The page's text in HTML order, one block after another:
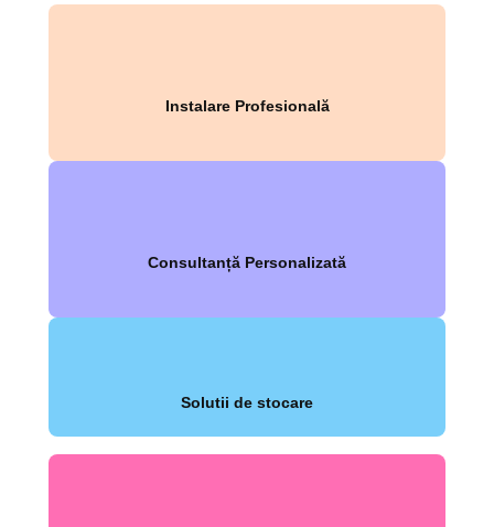
Instalare Profesională
Consultanță Personalizată
Solutii de stocare